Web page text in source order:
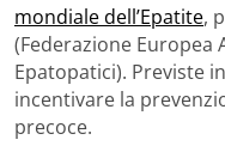
mondiale dell’Epatite,
(Federazione Europea
Epatopatici). Previste
incentivare la
precoce.